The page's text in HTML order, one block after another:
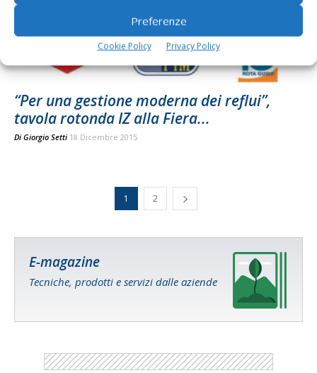
Preferenze
Cookie Policy Privacy Policy
“Per una gestione moderna dei reflui”,
tavola rotonda IZ alla Fiera...
Di Giorgio Setti 18 Dicembre 2015
1 2
E-magazine
Tecniche, prodotti e servizi dalle aziende